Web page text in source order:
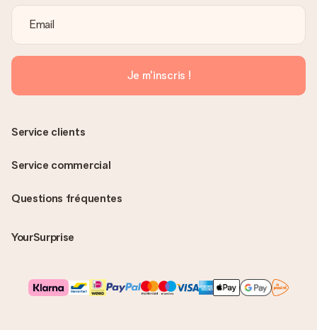
Je m'inscris !
Questions fréquentes
YourSurprise
Service clients
Service commercial